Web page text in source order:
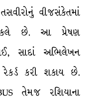
વીજસંકેતમાં
છે. આ પ્રેષણ
સાદાં અભિલેખન
રેકર્ડ કરી શકાય છે.
તેમજ રશિયાના